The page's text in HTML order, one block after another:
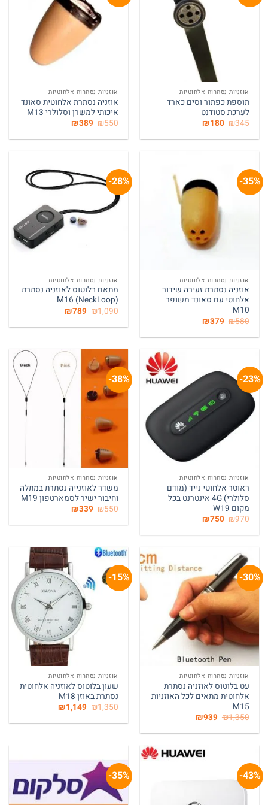
אוזניות נסתרות אלחוטיות
תוספת כפתור וסים כארד
לערכת סטודנט
₪345 המחיר
היה:
₪180 המחיר
הוא:
המלאי אזל
אוזניות נסתרות אלחוטיות
אוזניה נסתרת אלחוטית סאונד
איכותי למשרן וסלולרי M13
₪550 המחיר
היה:
₪389 המחיר
הוא:
35%-
המלאי אזל
אוזניות נסתרות אלחוטיות
אוזניה נסתרת זעירה שידור
אלחוטי עם סאונד משופר
M10
₪580 המחיר
היה:
₪379 המחיר
הוא:
28%-
המלאי אזל
אוזניות נסתרות אלחוטיות
מתאם בלוטוס לאוזניה נסתרת
(NeckLoop) M16
₪1,090 המחיר
היה:
₪789 המחיר
הוא:
23%-
אוזניות נסתרות אלחוטיות
ראוטר אלחוטי נייד (מודם
סלולרי) 4G אינטרנט בכל
מקום W19
₪970 המחיר
היה:
₪750 המחיר
הוא:
38%-
המלאי אזל
אוזניות נסתרות אלחוטיות
משדר לאוזנייה נסתרת במתלה
וחיבור ישיר לסמארטפון M19
₪550 המחיר
היה:
₪339 המחיר
הוא:
30%-
המלאי אזל
אוזניות נסתרות אלחוטיות
עט בלוטוס לאוזניה נסתרת
אלחוטית מתאים לכל האוזניות
M15
₪1,350 המחיר
היה:
₪939 המחיר
הוא:
15%-
אוזניות נסתרות אלחוטיות
שעון בלוטוס לאוזניה אלחוטית
נסתרת באוזן M18
₪1,350 המחיר
המקורי
היה:
₪1,149 המחיר
הוא:
43%-
35%-